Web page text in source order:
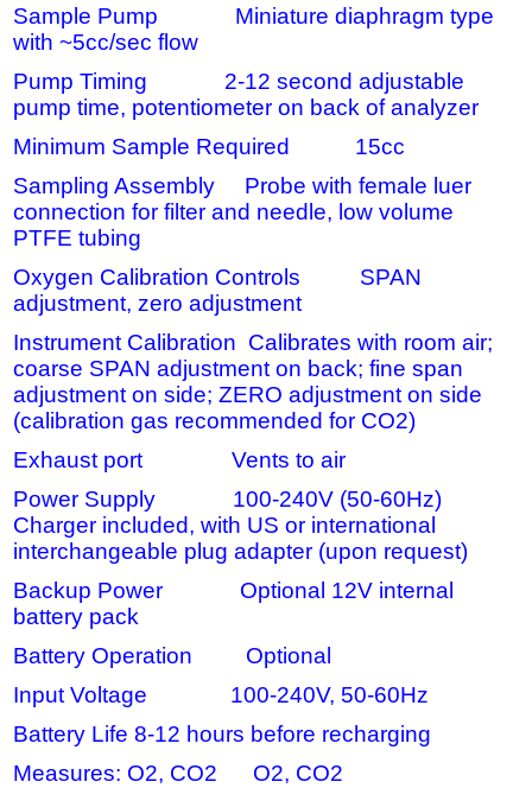
Sample Pump Miniature diaphragm type
with ~5cc/sec flow
Pump Timing 2-12 second adjustable
pump time, potentiometer on back of analyzer
Minimum Sample Required 15cc
Sampling Assembly Probe with female luer
connection for filter and needle, low volume
PTFE tubing
Oxygen Calibration Controls SPAN
adjustment, zero adjustment
Instrument Calibration Calibrates with room air;
coarse SPAN adjustment on back; fine span
adjustment on side; ZERO adjustment on side
(calibration gas recommended for CO2)
Exhaust port Vents to air
Power Supply 100-240V (50-60Hz)
Charger included, with US or international
interchangeable plug adapter (upon request)
Backup Power Optional 12V internal
battery pack
Battery Operation Optional
Input Voltage 100-240V, 50-60Hz
Battery Life 8-12 hours before recharging
Measures: O2, CO2 O2, CO2